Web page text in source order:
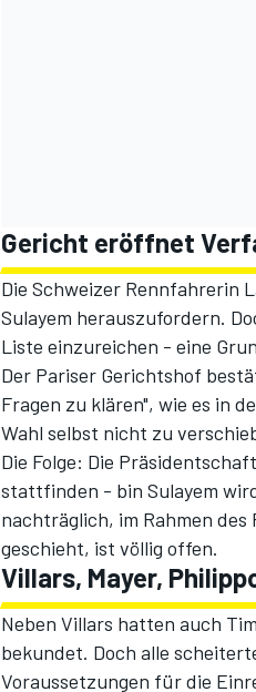
SPORTWAGEN
Gericht eröffnet
Die Schweizer Rennfahrerin
Sulayem herauszufordern.
Liste einzureichen - eine
Der Pariser Gerichtshof
Fragen zu klären", wie es in
Wahl selbst nicht zu
Die Folge: Die
stattfinden - bin Sulayem
nachträglich, im Rahmen
geschieht, ist völlig offen.
Villars, Mayer,
Neben Villars hatten auch
bekundet. Doch alle
Voraussetzungen für die